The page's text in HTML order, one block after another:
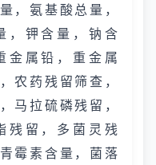
，氨基酸总量，
，钾含量，钠含
金属铅，重金属
农药残留筛查，
马拉硫磷残留，
残留，多菌灵残
霉素含量，菌落